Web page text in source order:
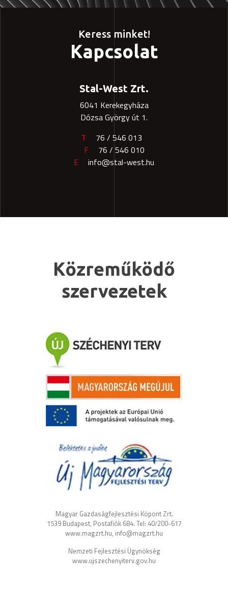
Keress minket!
Kapcsolat
Stal-West Zrt.
6041 Kerekegyháza
Dózsa György út 1.
T
76 / 546 013
F
76 / 546 010
E
info@stal-west.hu
Közreműködő
szervezetek
Magyar Gazdaságfejlesztési Köpont Zrt.
1539 Budapest, Postafiók 684. Tel: 40/200-617
www.magzrt.hu, info@magzrt.hu
Nemzeti Fejlesztési Ügynökség
www.ujszechenyiterv.gov.hu